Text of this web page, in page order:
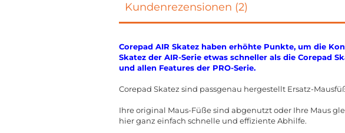
Kundenrezensionen (2)
Corepad AIR Skatez haben erhöhte Punkte, um die
Skatez der AIR-Serie etwas schneller als die Corepad
und allen Features der PRO-Serie.
Corepad Skatez sind passgenau hergestellt Ersatz-
Ihre original Maus-Füße sind abgenutzt oder Ihre Maus
hier ganz einfach schnelle und effiziente Abhilfe.